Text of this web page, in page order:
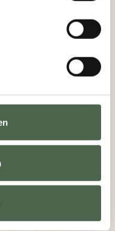
Orthopädie